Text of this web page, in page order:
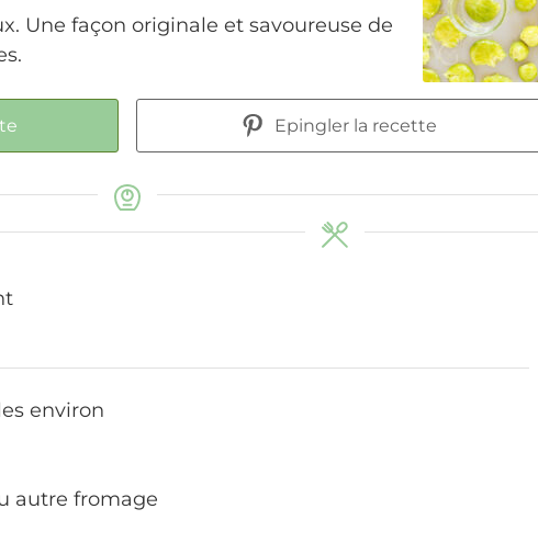
Une façon originale et savoureuse de
Epingler la recette
environ
autre fromage